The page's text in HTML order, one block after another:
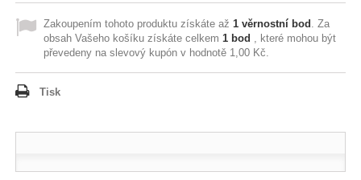
Zakoupením tohoto produktu získáte až1 věrnostní bod . Za
obsah Vašeho košíku získáte celkem1 bod , které mohou být
převedeny na slevový kupón v hodnotě 1,00 Kč.
Tisk